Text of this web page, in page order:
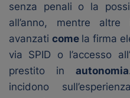
senza penali o la
all’anno, mentre
avanzati come la firma
via SPID o l’accesso
prestito in autonomia
incidono